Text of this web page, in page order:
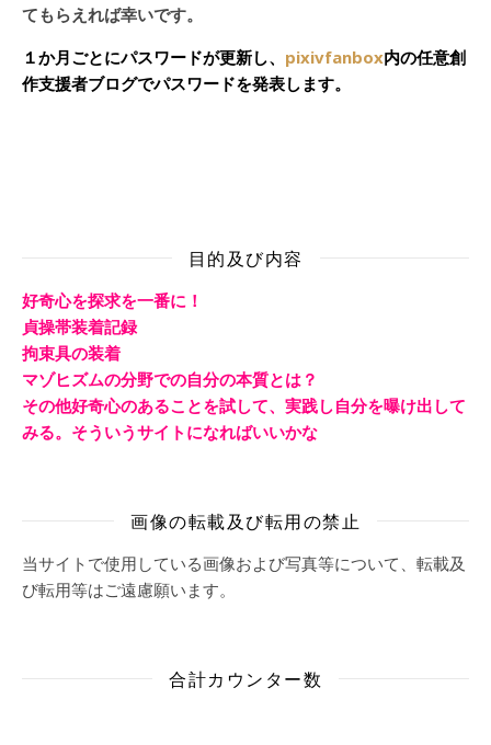
てもらえれば幸いです。
１か月ごとにパスワードが更新し、 pixivfanbox内の任意創
作支援者ブログでパスワードを発表します。
目的及び内容
好奇心を探求を一番に！
貞操帯装着記録
拘束具の装着
マゾヒズムの分野での自分の本質とは？
その他好奇心のあることを試して、実践し自分を曝け出して
みる。そういうサイトになればいいかな
画像の転載及び転用の禁止
当サイトで使用している画像および写真等について、転載及
び転用等はご遠慮願います。
合計カウンター数